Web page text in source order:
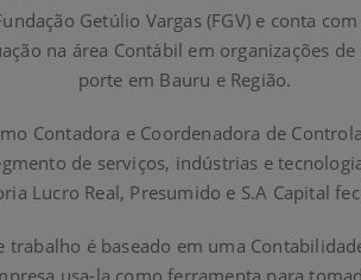
Getúlio Vargas (FGV) e conta
na área Contábil em organizações
porte em Bauru e Região.
Contadora e Coordenadora de
de serviços, indústrias e
Lucro Real, Presumido e S.A Capital
trabalho é baseado em uma